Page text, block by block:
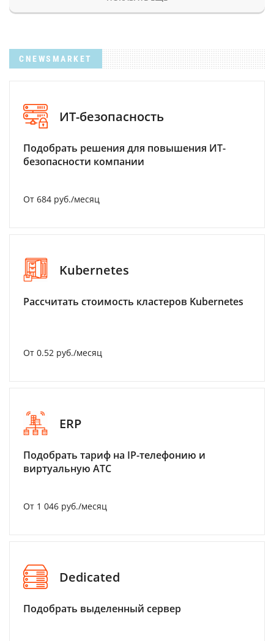
CNEWSMARKET
ИТ-безопасность
Подобрать решения для повышения ИТ-
безопасности компании
От 684 руб./месяц
Kubernetes
Рассчитать стоимость кластеров Kubernetes
От 0.52 руб./месяц
ERP
Подобрать тариф на IP-телефонию и
виртуальную АТС
От 1 046 руб./месяц
Dedicated
Подобрать выделенный сервер